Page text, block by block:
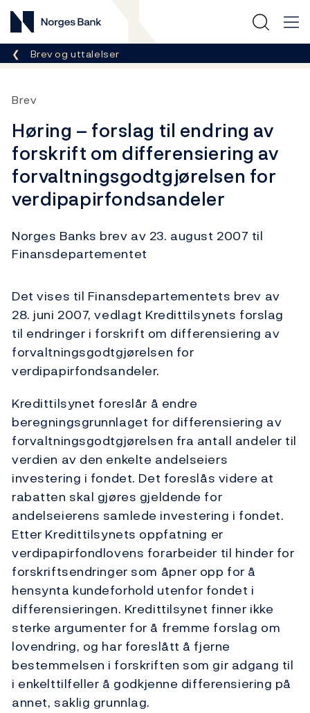
Norges Bank
Her er du nå:
Brev og uttalelser
Brev
Høring – forslag til endring av
forskrift om differensiering av
forvaltningsgodtgjørelsen for
verdipapirfondsandeler
Norges Banks brev av 23. august 2007 til
Finansdepartementet
Det vises til Finansdepartementets brev av
28. juni 2007, vedlagt Kredittilsynets forslag
til endringer i forskrift om differensiering av
forvaltningsgodtgjørelsen for
verdipapirfondsandeler.
Kredittilsynet foreslår å endre
beregningsgrunnlaget for differensiering av
forvaltningsgodtgjørelsen fra antall andeler til
verdien av den enkelte andelseiers
investering i fondet. Det foreslås videre at
rabatten skal gjøres gjeldende for
andelseierens samlede investering i fondet.
Etter Kredittilsynets oppfatning er
verdipapirfondlovens forarbeider til hinder for
forskriftsendringer som åpner opp for å
hensynta kundeforhold utenfor fondet i
differensieringen. Kredittilsynet finner ikke
sterke argumenter for å fremme forslag om
lovendring, og har foreslått å fjerne
bestemmelsen i forskriften som gir adgang til
i enkelttilfeller å godkjenne differensiering på
annet, saklig grunnlag.